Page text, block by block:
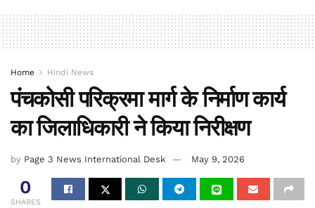
Home Hindi News
पंचकोसी परिक्रमा मार्ग के निर्माण कार्य
का जिलाधिकारी ने किया निरीक्षण
by Page 3 News International Desk May 9, 2026
0
SHARES